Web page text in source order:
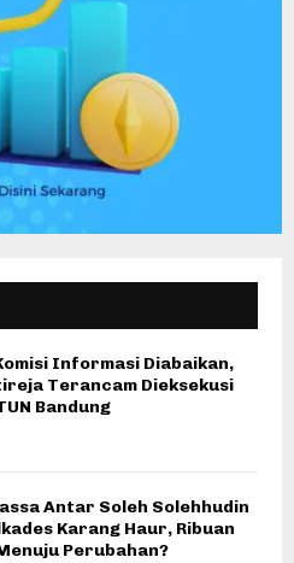
Informasi Diabaikan,
Terancam Dieksekusi
Bandung
Antar Soleh Solehhudin
Karang Haur, Ribuan
Perubahan?